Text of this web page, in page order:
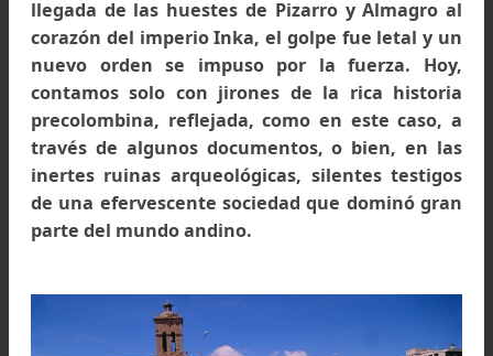
Celebración en la comunidad de Tanta, personificación
Los Ingas. Reserva Paisajística Nor Yauyos-Cochas.
Foto: Guido Sánchez Santur, www.nuestramirada.org
Los documentos de los cronistas siempre
ser tomados con reserva, debido a que
tanto a favor de los inkas como de la corona
iglesia. Por ejemplo, Antonio de